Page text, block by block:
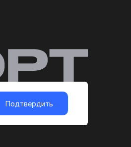
Подтвердить
Политика платежей